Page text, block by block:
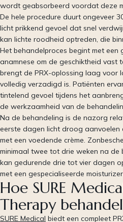
wordt geabsorbeerd voordat deze
De hele procedure duurt ongeveer
licht prikkend gevoel dat snel
kan lichte roodheid optreden, die
Het behandelproces begint met een
anamnese om de geschiktheid vast
brengt de PRX-oplossing laag voor
volledig verzadigd is. Patiënten
tintelend gevoel tijdens het
de werkzaamheid van de
Na de behandeling is de nazorg
eerste dagen licht droog aanvoelen
met een voedende crème.
minimaal twee tot drie weken na de
kan gedurende drie tot vier dagen
met een gespecialiseerde moisturizer.
Hoe SURE
Therapy
SURE Medical biedt een compleet